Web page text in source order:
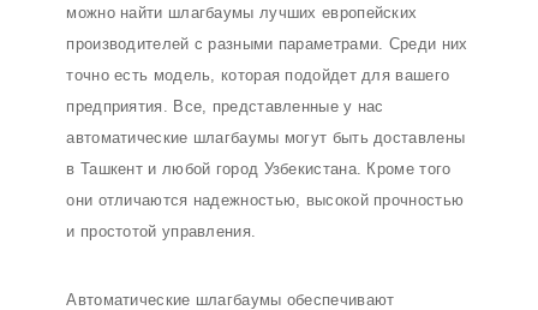
можно найти шлагбаумы лучших европейских
производителей с разными параметрами. Среди них
точно есть модель, которая подойдет для вашего
предприятия. Все, представленные у нас
автоматические шлагбаумы могут быть доставлены
в Ташкент и любой город Узбекистана. Кроме того
они отличаются надежностью, высокой прочностью
и простотой управления.
Автоматические шлагбаумы обеспечивают